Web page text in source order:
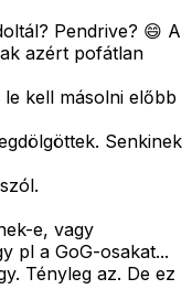
Pendrive? 😄 A
azért pofátlan
kell másolni előbb
Senkinek
e, vagy
pl a GoG-osakat...
Tényleg az. De ez